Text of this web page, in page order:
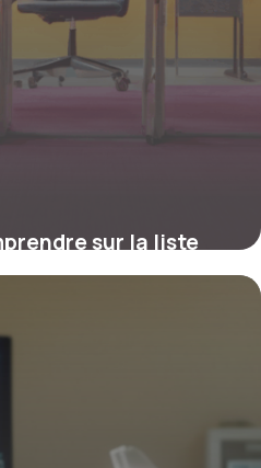
sur la liste
santé partenaires